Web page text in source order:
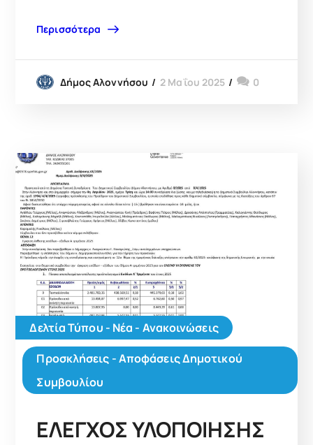
Περισσότερα
Δήμος Αλοννήσου 2 Μαΐου 2025 0
Δελτία Τύπου - Νέα - Ανακοινώσεις
Προσκλήσεις - Αποφάσεις Δημοτικού
Συμβουλίου
ΕΛΕΓΧΟΣ ΥΛΟΠΟΙΗΣΗΣ